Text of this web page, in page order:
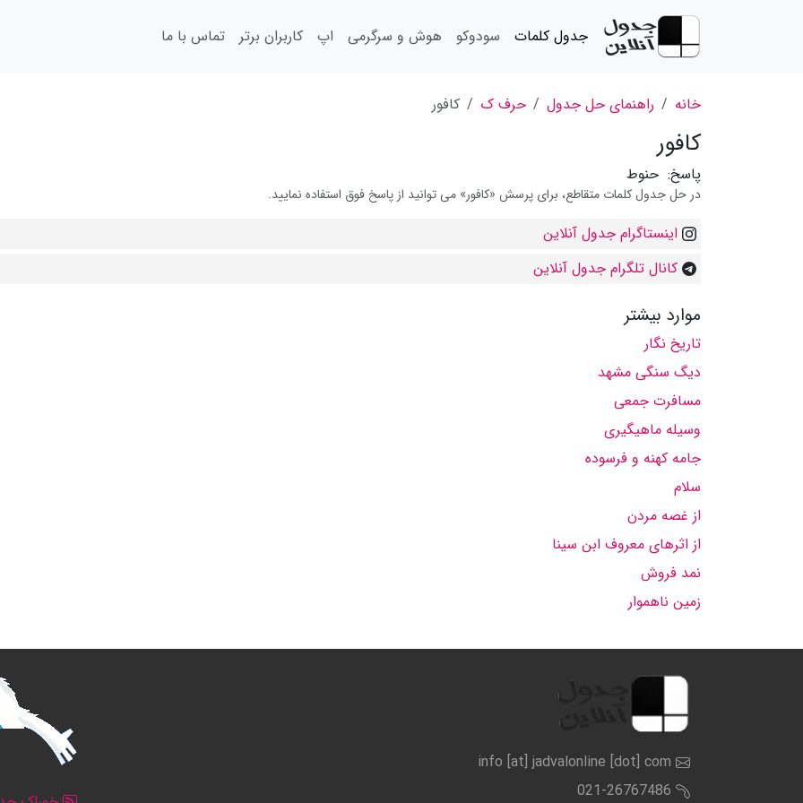
جدول کلمات سودوکو هوش و سرگرمی اپ کاربران برتر تماس با ما
خانه راهنمای حل جدول حرف ک کافور
کافور
پاسخ: حنوط
در حل جدول کلمات متقاطع، برای پرسش «کافور» می توانید از پاسخ فوق استفاده نمایید.
اینستاگرام جدول آنلاین
کانال تلگرام جدول آنلاین
موارد بیشتر
تاریخ نگار
دیگ سنگی مشهد
مسافرت جمعی
وسیله ماهیگیری
جامه کهنه و فرسوده
سلام
از غصه مردن
از اثرهای معروف ابن سینا
نمد فروش
زمین ناهموار
info [at] jadvalonline [dot] com
021-26767486